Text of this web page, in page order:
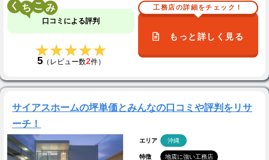
く こ
口コミによる評判
★★★★★
★★★★★
5（レビュー数2件）
工務店の詳細をチェック！
もっと詳しく見る
サイアスホームの坪単価とみんなの口コミや評判をリサ
ーチ！
エリア 沖縄
特徴 地震に強い工務店